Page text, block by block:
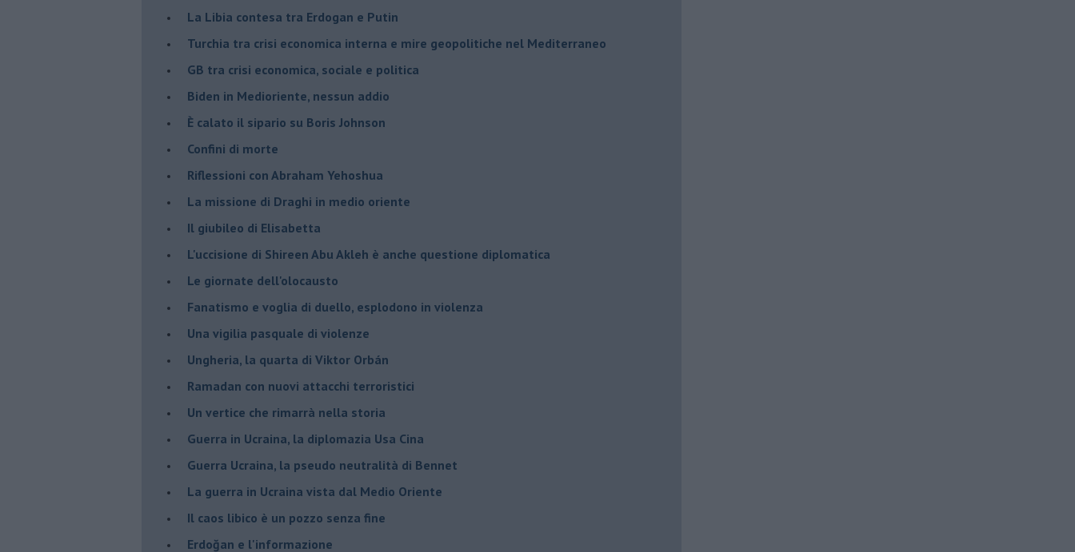
La Libia contesa tra Erdogan e Putin
Turchia tra crisi economica interna e mire geopolitiche nel Mediterraneo
GB tra crisi economica, sociale e politica
Biden in Medioriente, nessun addio
È calato il sipario su Boris Johnson
Confini di morte
Riflessioni con Abraham Yehoshua
La missione di Draghi in medio oriente
Il giubileo di Elisabetta
L'uccisione di Shireen Abu Akleh è anche questione diplomatica
Le giornate dell'olocausto
Fanatismo e voglia di duello, esplodono in violenza
Una vigilia pasquale di violenze
Ungheria, la quarta di Viktor Orbán
Ramadan con nuovi attacchi terroristici
Un vertice che rimarrà nella storia
Guerra in Ucraina, la diplomazia Usa Cina
Guerra Ucraina, la pseudo neutralità di Bennet
La guerra in Ucraina vista dal Medio Oriente
​Il caos libico è un pozzo senza fine
Erdoğan e l'informazione